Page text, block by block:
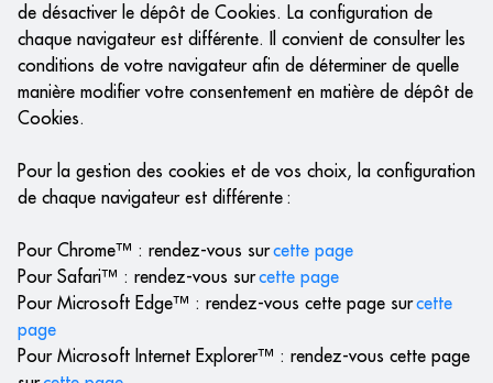
de désactiver le dépôt de Cookies. La configuration de
chaque navigateur est différente. Il convient de consulter les
conditions de votre navigateur afin de déterminer de quelle
manière modifier votre consentement en matière de dépôt de
Cookies.
Pour la gestion des cookies et de vos choix, la configuration
de chaque navigateur est différente :
Pour Chrome™ : rendez-vous surcette page
Pour Safari™ : rendez-vous surcette page
Pour Microsoft Edge™ : rendez-vous cette page surcette
page
Pour Microsoft Internet Explorer™ : rendez-vous cette page